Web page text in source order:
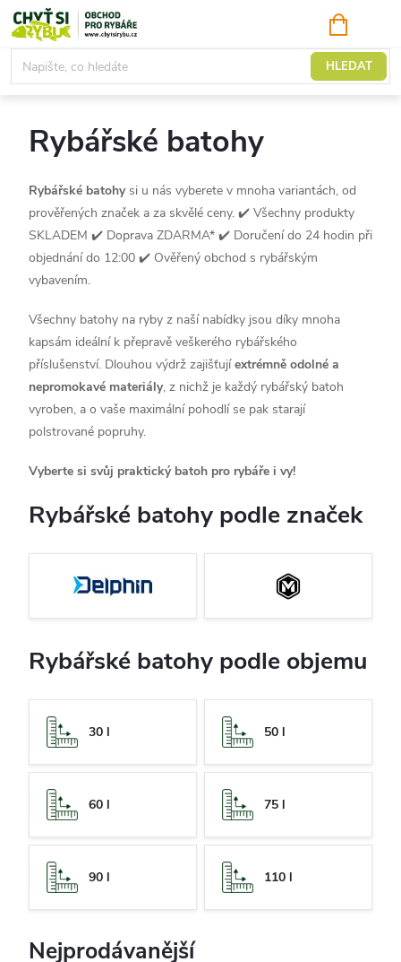
Přejít
na
obsah
HLEDAT
KOŠÍK
Tašky, batohy, pouzdra
Rybářské batohy
Rybářské batohy si u nás vyberete v mnoha variantách, od
prověřených značek a za skvělé ceny. ✔️ Všechny produkty
SKLADEM ✔️ Doprava ZDARMA* ✔️ Doručení do 24 hodin při
objednání do 12:00 ✔️ Ověřený obchod s rybářským
vybavením.
Všechny batohy na ryby z naší nabídky jsou díky mnoha
kapsám ideální k přepravě veškerého rybářského
příslušenství. Dlouhou výdrž zajišťujíextrémně odolné a
nepromokavé materiály, z nichž je každý rybářský batoh
vyroben, a o vaše maximální pohodlí se pak starají
polstrované popruhy.
Vyberte si svůj praktický batoh pro rybáře i vy!
Rybářské batohy podle značek
Rybářské batohy podle objemu
30 l 50 l
60 l 75 l
90 l 110 l
Nejprodávanější